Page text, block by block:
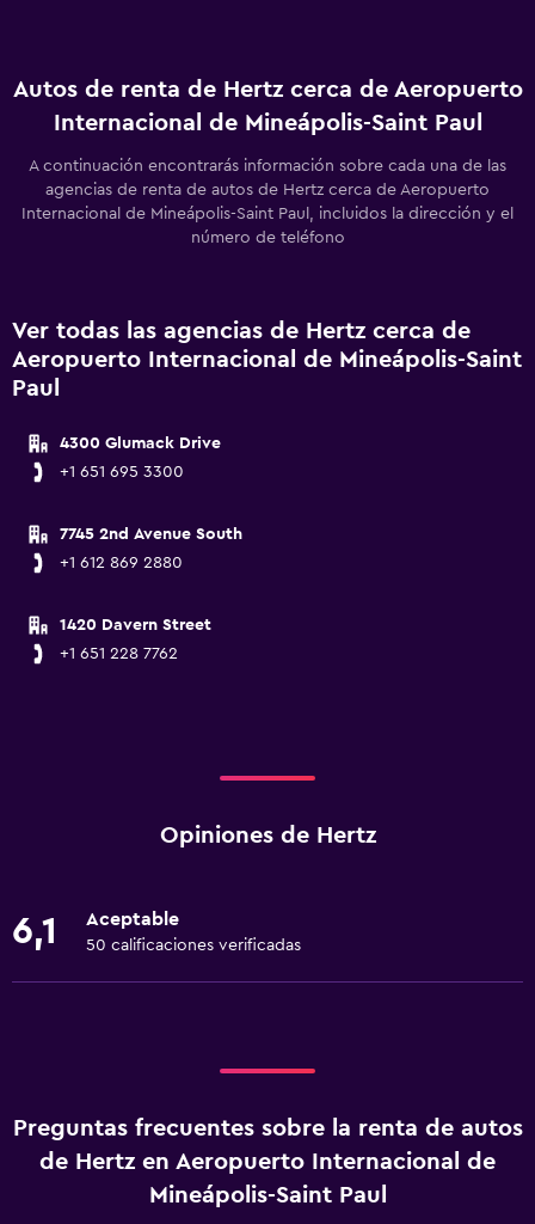
Autos de renta de Hertz cerca de Aeropuerto
Internacional de Mineápolis-Saint Paul
A continuación encontrarás información sobre cada una de las
agencias de renta de autos de Hertz cerca de Aeropuerto
Internacional de Mineápolis-Saint Paul, incluidos la dirección y el
número de teléfono
Ver todas las agencias de Hertz cerca de
Aeropuerto Internacional de Mineápolis-Saint
Paul
4300 Glumack Drive
+1 651 695 3300
7745 2nd Avenue South
+1 612 869 2880
1420 Davern Street
+1 651 228 7762
Opiniones de Hertz
6,1 Aceptable
50 calificaciones verificadas
Preguntas frecuentes sobre la renta de autos
de Hertz en Aeropuerto Internacional de
Mineápolis-Saint Paul